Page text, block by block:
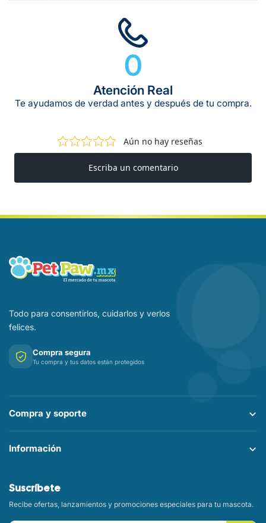
ANÁLISIS GARANTIZADO
0
Atención Real
Te ayudamos de verdad antes y después de tu compra.
Todo para consentirlos, cuidarlos y verlos
felices.
Compra segura
Tu compra y tus datos están protegidos
Compra y soporte
Información
Suscríbete
Recibe ofertas, lanzamientos y promociones especiales para tu mascota.